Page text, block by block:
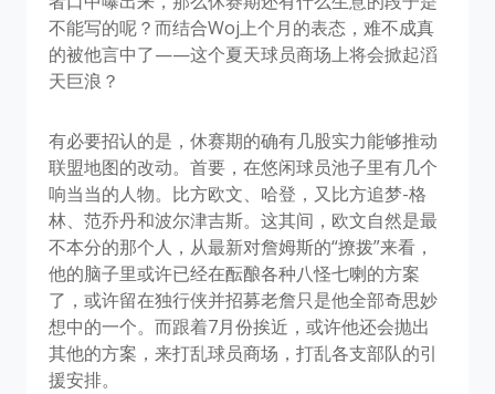
不能写的呢？而结合Woj上个月的表态，难不成真
的被他言中了——这个夏天球员商场上将会掀起滔
天巨浪？
有必要招认的是，休赛期的确有几股实力能够推动
联盟地图的改动。首要，在悠闲球员池子里有几个
响当当的人物。比方欧文、哈登，又比方追梦-格
林、范乔丹和波尔津吉斯。这其间，欧文自然是最
不本分的那个人，从最新对詹姆斯的“撩拨”来看，
他的脑子里或许已经在酝酿各种八怪七喇的方案
了，或许留在独行侠并招募老詹只是他全部奇思妙
想中的一个。而跟着7月份挨近，或许他还会抛出
其他的方案，来打乱球员商场，打乱各支部队的引
援安排。